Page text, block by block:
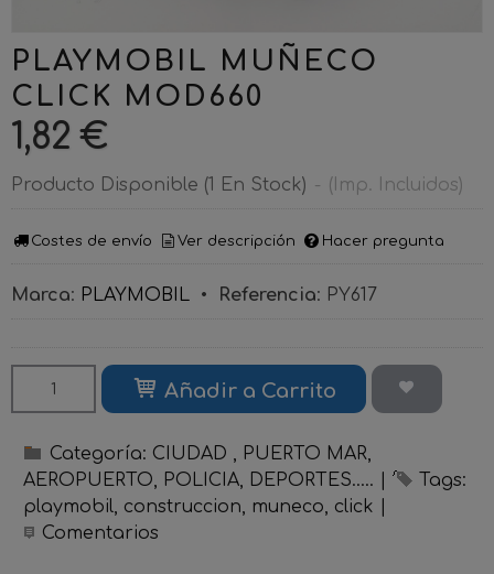
PLAYMOBIL MUÑECO
CLICK MOD660
1,82 €
Producto Disponible (1 En Stock) - (Imp. Incluidos)
Costes de envío Ver descripción Hacer pregunta
Marca: PLAYMOBIL • Referencia: PY617
Añadir a Carrito
Categoría: CIUDAD , PUERTO MAR,
AEROPUERTO, POLICIA, DEPORTES.....
Tags:
playmobil construccion muneco click
Comentarios